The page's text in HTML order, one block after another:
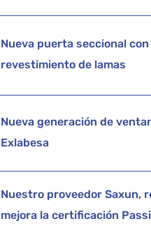
Nueva puerta seccional con
revestimiento de lamas
Nueva generación de
Exlabesa
Nuestro proveedor Saxun,
mejora la certificación